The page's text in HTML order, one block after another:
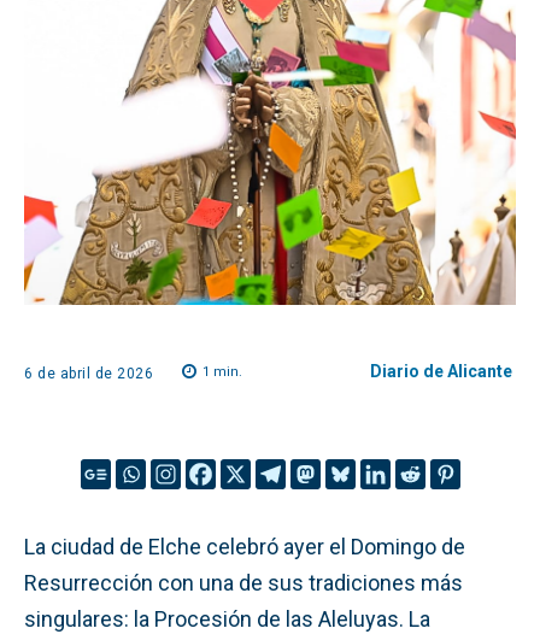
6 de abril de 2026 1 min. Diario de Alicante
La ciudad de Elche celebró ayer el Domingo de
Resurrección con una de sus tradiciones más
singulares: la Procesión de las Aleluyas. La